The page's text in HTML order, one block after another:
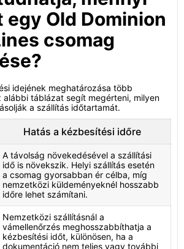
Old Dominion
csomag
idejének meghatározása több
táblázat segít megérteni, milyen
a szállítás időtartamát.
Hatás a kézbesítési időre
A távolság növekedésével a szállítási
idő is növekszik. Helyi szállítás esetén
a csomag gyorsabban ér célba, míg
nemzetközi küldeményeknél hosszabb
időre lehet számítani.
Nemzetközi szállításnál a
vámellenőrzés meghosszabbíthatja a
kézbesítési időt, különösen, ha a
dokumentáció nem teljes vagy további